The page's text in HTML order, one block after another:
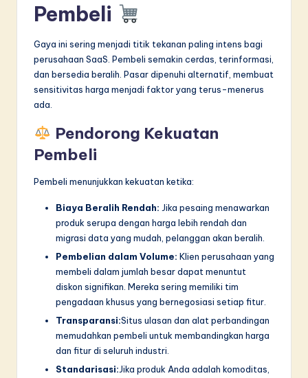
Pembeli
Gaya ini sering menjadi titik tekanan paling intens bagi
perusahaan SaaS. Pembeli semakin cerdas, terinformasi,
dan bersedia beralih. Pasar dipenuhi alternatif, membuat
sensitivitas harga menjadi faktor yang terus-menerus
ada.
Pendorong Kekuatan
Pembeli
Pembeli menunjukkan kekuatan ketika:
Biaya Beralih Rendah: Jika pesaing menawarkan
produk serupa dengan harga lebih rendah dan
migrasi data yang mudah, pelanggan akan beralih.
Pembelian dalam Volume: Klien perusahaan yang
membeli dalam jumlah besar dapat menuntut
diskon signifikan. Mereka sering memiliki tim
pengadaan khusus yang bernegosiasi setiap fitur.
Transparansi:Situs ulasan dan alat perbandingan
memudahkan pembeli untuk membandingkan harga
dan fitur di seluruh industri.
Standarisasi:Jika produk Anda adalah komoditas,